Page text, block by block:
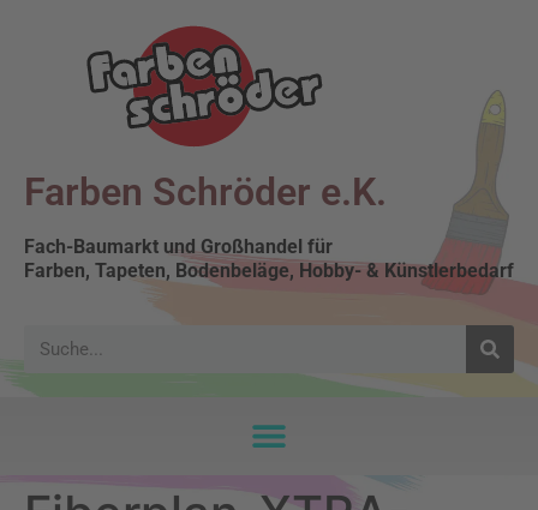
Farben Schröder e.K.
Fach-Baumarkt und Großhandel für
Farben, Tapeten, Bodenbeläge, Hobby- & Künstlerbedarf